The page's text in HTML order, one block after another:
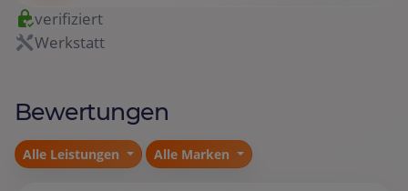
verifiziert
Werkstatt
Bewertungen
Alle Leistungen Alle Marken